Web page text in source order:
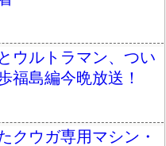
ウルトラマン、つい
福島編今晩放送！
クウガ専用マシン・